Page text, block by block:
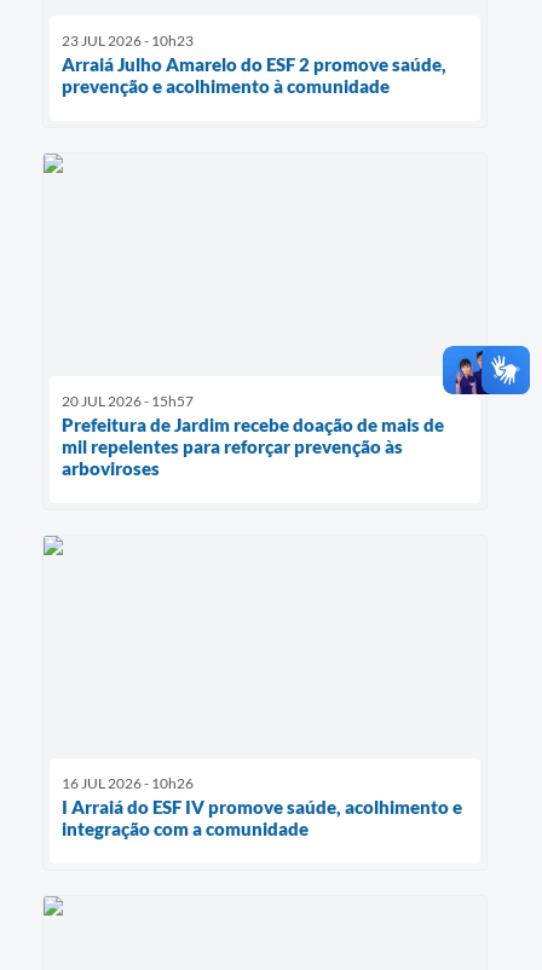
23 JUL 2026 - 10h23
Arraiá Julho Amarelo do ESF 2 promove saúde,
prevenção e acolhimento à comunidade
20 JUL 2026 - 15h57
Prefeitura de Jardim recebe doação de mais de
mil repelentes para reforçar prevenção às
arboviroses
16 JUL 2026 - 10h26
I Arraiá do ESF IV promove saúde, acolhimento e
integração com a comunidade